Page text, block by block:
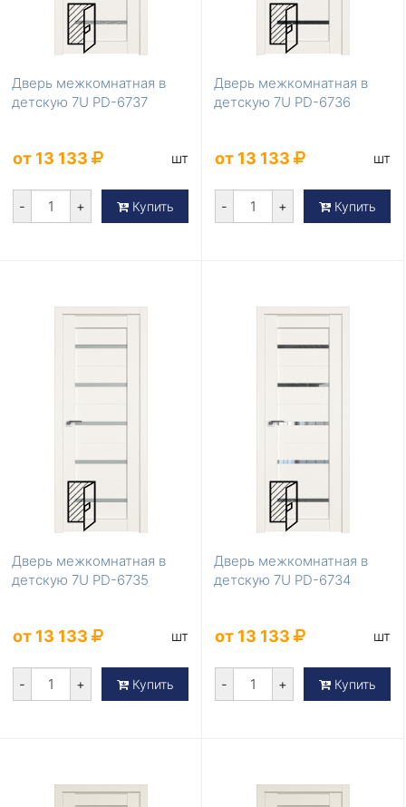
Дверь межкомнатная в
детскую 7U PD-6737
от 13 133 шт
- + Купить
Дверь межкомнатная в
детскую 7U PD-6736
от 13 133 шт
- + Купить
Дверь межкомнатная в
детскую 7U PD-6735
от 13 133 шт
- + Купить
Дверь межкомнатная в
детскую 7U PD-6734
от 13 133 шт
- + Купить